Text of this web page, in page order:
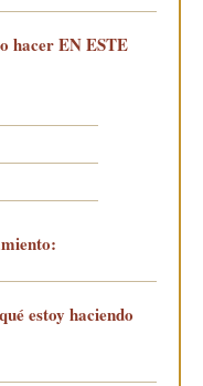
hacer EN ESTE
estoy haciendo